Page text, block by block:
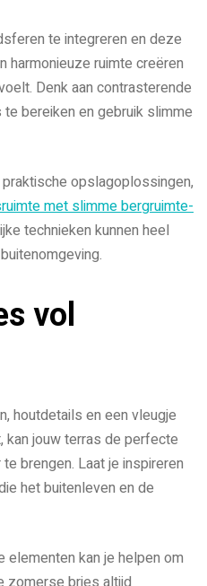
te integreren en deze
harmonieuze ruimte creëren
Denk aan contrasterende
bereiken en gebruik slimme
opslagoplossingen,
met slimme bergruimte-
technieken kunnen heel
vol
houtdetails en een vleugje
kan jouw terras de perfecte
brengen. Laat je inspireren
het buitenleven en de
elementen kan je helpen om